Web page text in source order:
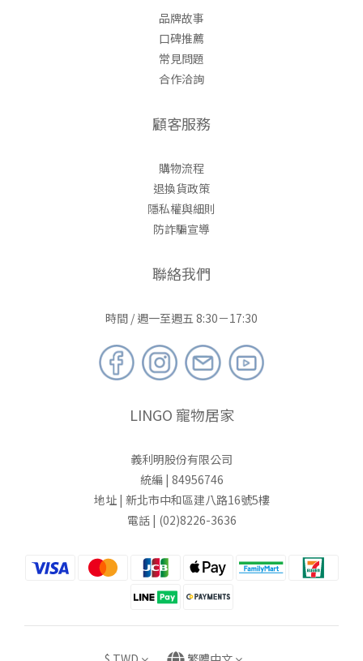
品牌故事
口碑推薦
常見問題
合作洽詢
顧客服務
購物流程
退換貨政策
隱私權與細則
防詐騙宣導
聯絡我們
時間 / 週一至週五 8:30－17:30
LINGO 寵物居家
義利明股份有限公司
統編 | 84956746
地址 | 新北市中和區建八路16號5樓
電話 | (02)8226-3636